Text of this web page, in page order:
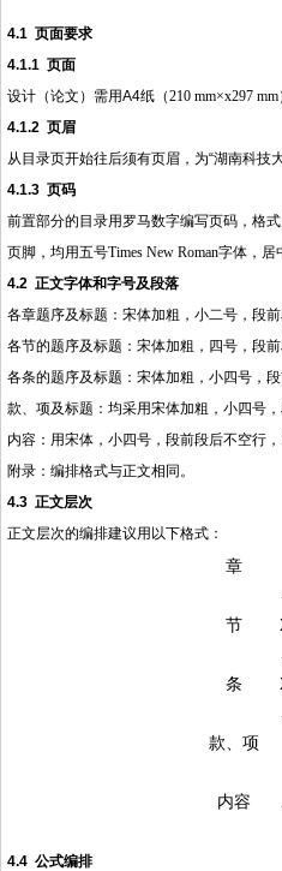
4.1 页面要求
4.1.1 页面
设计（论文）需用A4纸（210 mm×x297 mm
4.1.2 页眉
从目录页开始往后须有页眉，为“湖南科技
4.1.3 页码
前置部分的目录用罗马数字编写页码，格
页脚，均用五号Times New Roman字体，居
4.2 正文字体和字号及段落
各章题序及标题：宋体加粗，小二号，段
各节的题序及标题：宋体加粗，四号，段
各条的题序及标题：宋体加粗，小四号，
款、项及标题：均采用宋体加粗，小四号，
内容：用宋体，小四号，段前段后不空行，
附录：编排格式与正文相同。
4.3 正文层次
正文层次的编排建议用以下格式：
章
节
条
款、项
内容
4.4 公式编排